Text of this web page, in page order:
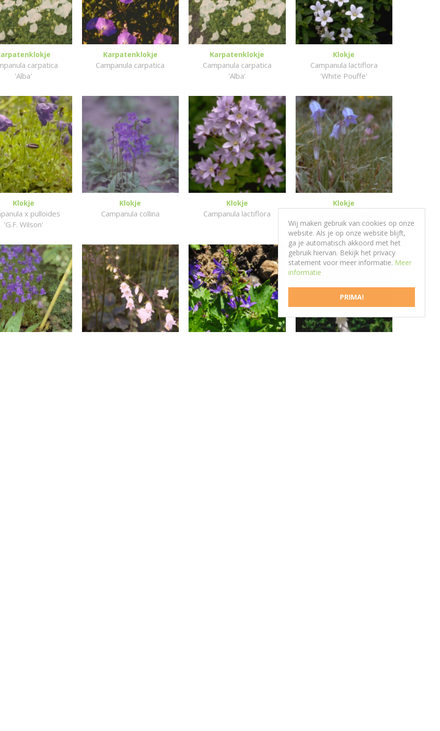
carpatica
'Alba'
Karpatenklokje
Campanula carpatica
Karpatenklokje
Campanula carpatica
'Alba'
Klokje
Campanula lactiflora
'White Pouffe'
Klokje
x pulloides
'G.F. Wilson'
Klokje
Campanula collina
Klokje
Campanula lactiflora
Klokje
PRIMA!
Wij maken gebruik van cookies op onze
website. Als je op onze website blijft,
ga je automatisch akkoord met het
gebruik hiervan. Bekijk het privacy
statement voor meer informatie. Meer
informatie